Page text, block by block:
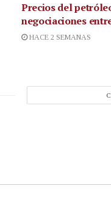
Precios del
negociaciones
HACE 2 SEMANAS